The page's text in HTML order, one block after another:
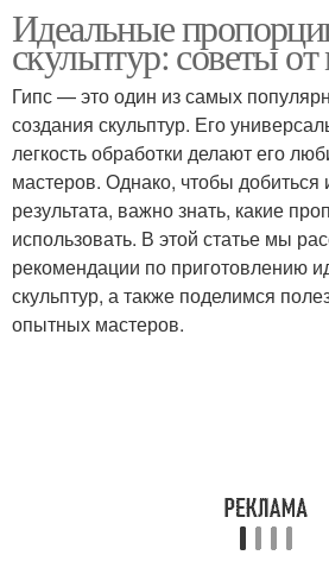
Идеальные
скульптур: советы от
Гипс — это один из самых
создания скульптур. Его
легкость обработки делают его
мастеров. Однако, чтобы добиться
результата, важно знать, какие
использовать. В этой статье мы
рекомендации по приготовлению
скульптур, а также поделимся
опытных мастеров.